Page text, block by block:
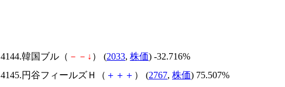
4144.韓国ブル（ － － ↓ ） (2033, 株価) -32.716%
4145.円谷フィールズＨ（ ＋ ＋ ＋ ） (2767, 株価) 75.507%